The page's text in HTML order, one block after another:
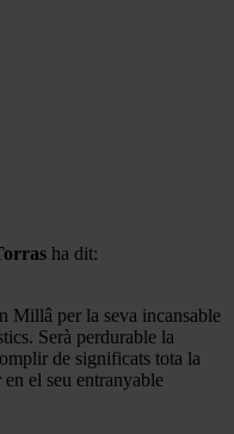
ha dit:
Millâ per la seva incansable
Serà perdurable la
de significats tota la
el seu entranyable